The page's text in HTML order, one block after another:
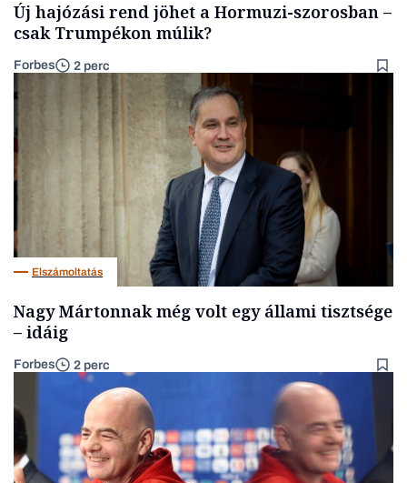
Új hajózási rend jöhet a Hormuzi-szorosban –
csak Trumpékon múlik?
Forbes 2 perc
Elszámoltatás
Nagy Mártonnak még volt egy állami tisztsége
– idáig
Forbes 2 perc